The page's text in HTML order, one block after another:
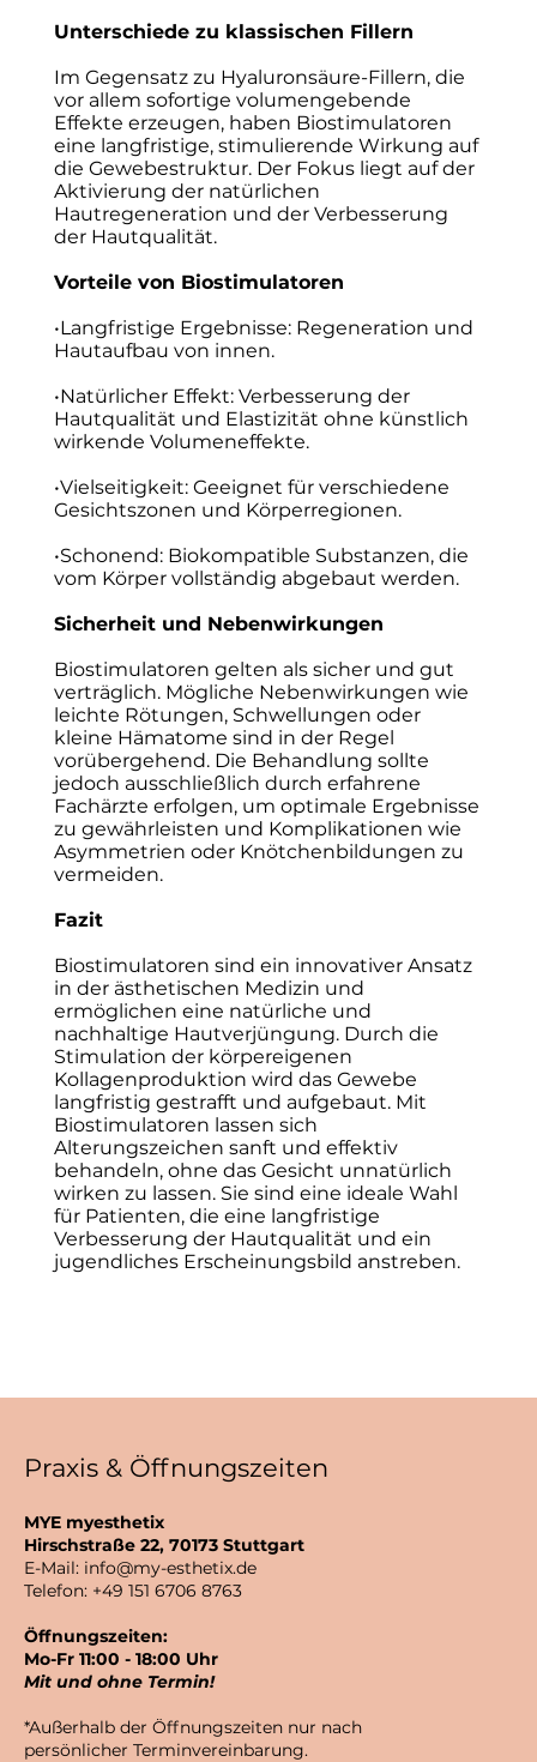
Unterschiede zu klassischen Fillern
Im Gegensatz zu Hyaluronsäure-Fillern, die
vor allem sofortige volumengebende
Effekte erzeugen, haben Biostimulatoren
eine langfristige, stimulierende Wirkung auf
die Gewebestruktur. Der Fokus liegt auf der
Aktivierung der natürlichen
Hautregeneration und der Verbesserung
der Hautqualität.
Vorteile von Biostimulatoren
•Langfristige Ergebnisse: Regeneration und
Hautaufbau von innen.
•Natürlicher Effekt: Verbesserung der
Hautqualität und Elastizität ohne künstlich
wirkende Volumeneffekte.
•Vielseitigkeit: Geeignet für verschiedene
Gesichtszonen und Körperregionen.
•Schonend: Biokompatible Substanzen, die
vom Körper vollständig abgebaut werden.
Sicherheit und Nebenwirkungen
Biostimulatoren gelten als sicher und gut
verträglich. Mögliche Nebenwirkungen wie
leichte Rötungen, Schwellungen oder
kleine Hämatome sind in der Regel
vorübergehend. Die Behandlung sollte
jedoch ausschließlich durch erfahrene
Fachärzte erfolgen, um optimale Ergebnisse
zu gewährleisten und Komplikationen wie
Asymmetrien oder Knötchenbildungen zu
vermeiden.
Fazit
Biostimulatoren sind ein innovativer Ansatz
in der ästhetischen Medizin und
ermöglichen eine natürliche und
nachhaltige Hautverjüngung. Durch die
Stimulation der körpereigenen
Kollagenproduktion wird das Gewebe
langfristig gestrafft und aufgebaut. Mit
Biostimulatoren lassen sich
Alterungszeichen sanft und effektiv
behandeln, ohne das Gesicht unnatürlich
wirken zu lassen. Sie sind eine ideale Wahl
für Patienten, die eine langfristige
Verbesserung der Hautqualität und ein
jugendliches Erscheinungsbild anstreben.
MYE myesthetix
Hirschstraße 22, 70173 Stuttgart
E-Mail: info@my-esthetix.de
Telefon: +49 151 6706 8763
Öffnungszeiten:
Mo-Fr 11:00 - 18:00 Uhr
Mit und ohne Termin!
*Außerhalb der Öffnungszeiten nur nach
persönlicher Terminvereinbarung.
Praxis & Öffnungszeiten